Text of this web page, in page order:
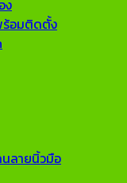
ง
ร้อมติดตั้ง
นลายนิ้วมือ